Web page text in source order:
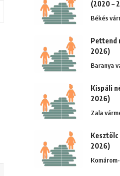
(2020 –
Békés
Pettend
2026)
Baranya
Kispáli
2026)
Zala
Kesztölc
2026)